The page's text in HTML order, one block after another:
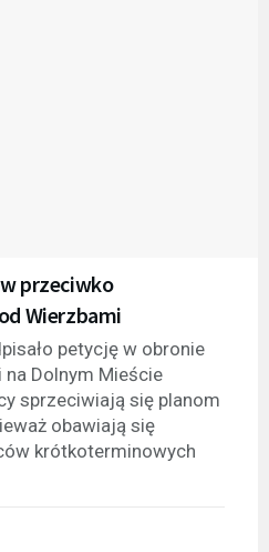
przeciwko
Wierzbami
petycję w obronie
Dolnym Mieście
sprzeciwiają się planom
obawiają się
krótkoterminowych